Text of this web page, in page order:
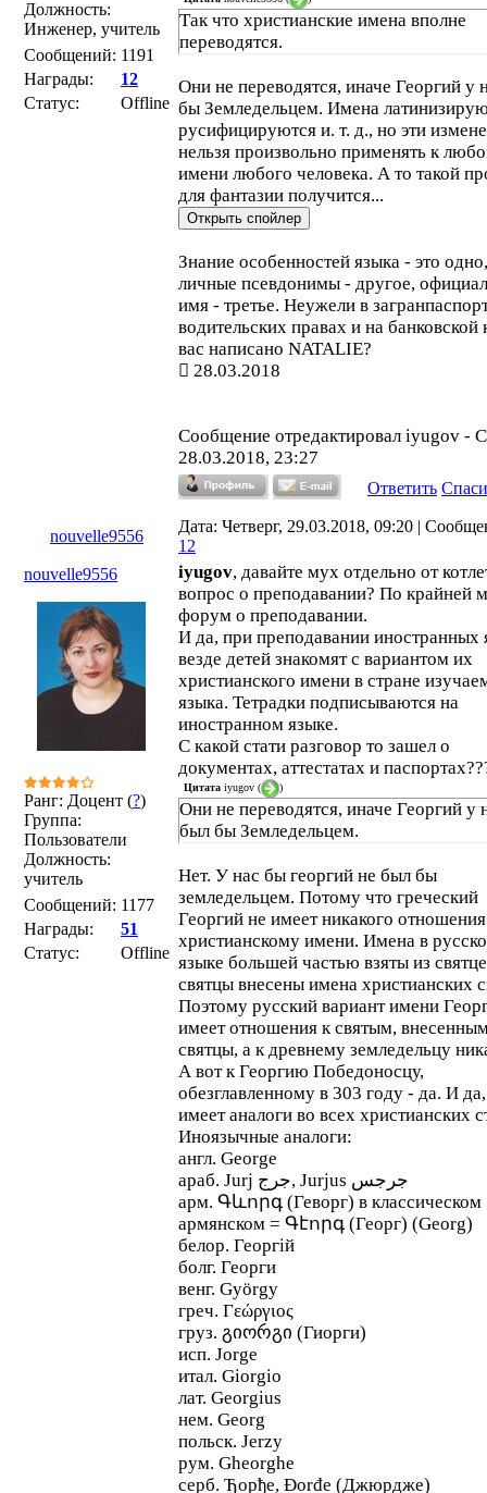
Должность:
Инженер, учитель
Сообщений: 1191
Награды:
12
Статус:
Offline
Так что христианские имена вполне
переводятся.
Они не переводятся, иначе Георгий у
бы Земледельцем. Имена
русифицируются и. т. д., но эти
нельзя произвольно применять к
имени любого человека. А то такой
для фантазии получится...
Знание особенностей языка - это одно,
личные псевдонимы - другое,
имя - третье. Неужели в
водительских правах и на банковской
вас написано NATALIE?
28.03.2018
Сообщение отредактировал iyugov -
28.03.2018, 23:27
Ответить
nouvelle9556
Дата: Четверг, 29.03.2018, 09:20 |
12
nouvelle9556
Ранг: Доцент (?)
Группа:
Пользователи
Должность:
учитель
Сообщений: 1177
Награды:
51
Статус:
Offline
iyugov, давайте мух отдельно от
вопрос о преподавании? По крайней
форум о преподавании.
И да, при преподавании иностранных
везде детей знакомят с вариантом их
христианского имени в стране
языка. Тетрадки подписываются на
иностранном языке.
С какой стати разговор то зашел о
документах, аттестатах и
Цитата iyugov ( )
Они не переводятся, иначе Георгий у
был бы Земледельцем.
Нет. У нас бы георгий не был бы
земледельцем. Потому что греческий
Георгий не имеет никакого
христианскому имени. Имена в
языке большей частью взяты из
святцы внесены имена христианских
Поэтому русский вариант имени
имеет отношения к святым,
святцы, а к древнему земледельцу
А вот к Георгию Победоносцу,
обезглавленному в 303 году - да. И
имеет аналоги во всех христианских
Иноязычные аналоги:
англ. George
арм. Գևորգ (Геворг) в классическом
армянском = Գէորգ (Георг) (Georg)
белор. Георгiй
болг. Георги
венг. György
греч. Γεώργιος
груз. გიორგი (Гиорги)
исп. Jorge
итал. Giorgio
лат. Georgius
нем. Georg
польск. Jerzy
рум. Gheorghe
серб. Ђорђе, Đorđe (Джюрдже)